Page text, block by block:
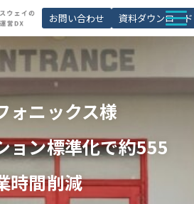
お問い合わせ 資料ダウンロード
店舗matic
導入事例
ブログ
セミナー
くあるご質問
役立ち資料一覧
ォニックス様
ョン標準化で約555
時間削減